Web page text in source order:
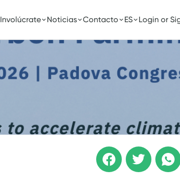
Involúcrate Noticias Contacto ES Login or